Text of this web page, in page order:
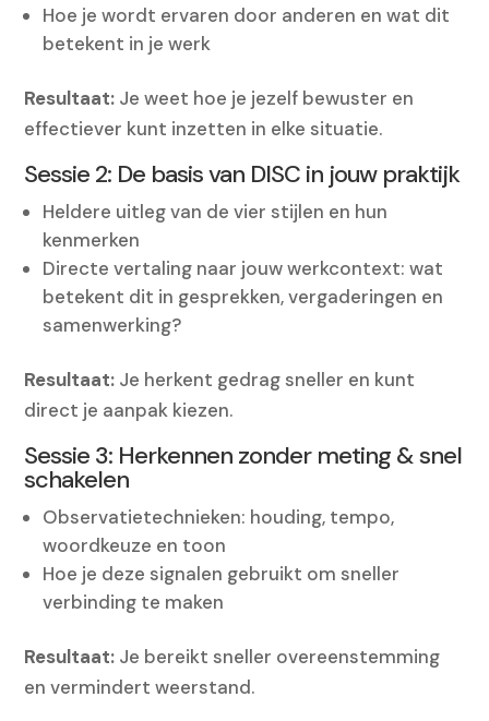
Hoe je wordt ervaren door anderen en wat dit
betekent in je werk
Resultaat: Je weet hoe je jezelf bewuster en
effectiever kunt inzetten in elke situatie.
Sessie 2: De basis van DISC in jouw praktijk
Heldere uitleg van de vier stijlen en hun
kenmerken
Directe vertaling naar jouw werkcontext: wat
betekent dit in gesprekken, vergaderingen en
samenwerking?
Resultaat: Je herkent gedrag sneller en kunt
direct je aanpak kiezen.
Sessie 3: Herkennen zonder meting & snel
schakelen
Observatietechnieken: houding, tempo,
woordkeuze en toon
Hoe je deze signalen gebruikt om sneller
verbinding te maken
Resultaat: Je bereikt sneller overeenstemming
en vermindert weerstand.